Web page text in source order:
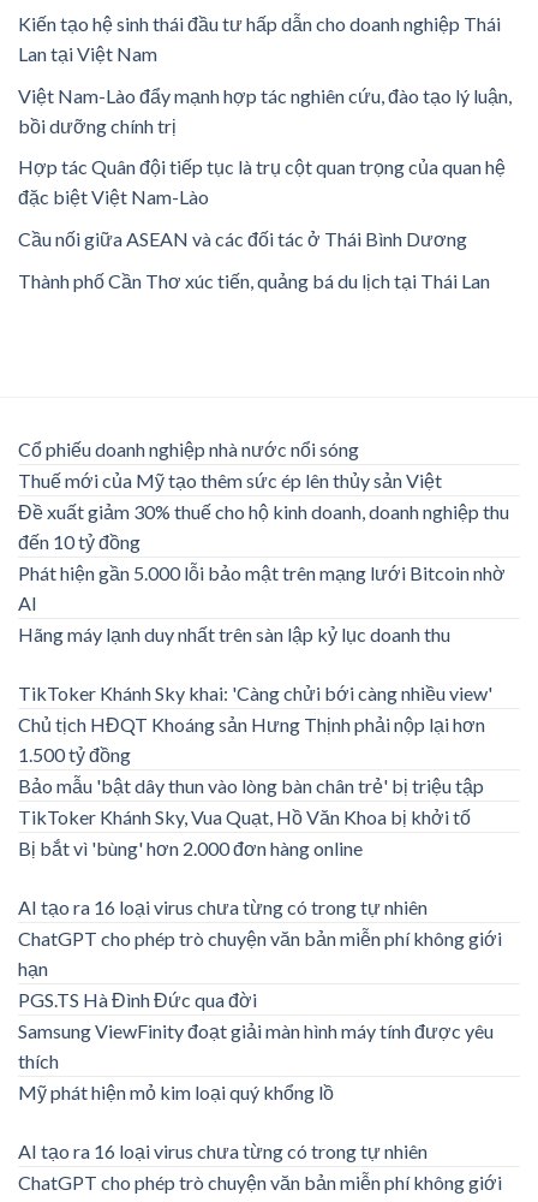
Kiến tạo hệ sinh thái đầu tư hấp dẫn cho doanh nghiệp Thái
Lan tại Việt Nam
Việt Nam-Lào đẩy mạnh hợp tác nghiên cứu, đào tạo lý luận,
bồi dưỡng chính trị
Hợp tác Quân đội tiếp tục là trụ cột quan trọng của quan hệ
đặc biệt Việt Nam-Lào
Cầu nối giữa ASEAN và các đối tác ở Thái Bình Dương
Thành phố Cần Thơ xúc tiến, quảng bá du lịch tại Thái Lan
Cổ phiếu doanh nghiệp nhà nước nổi sóng
Thuế mới của Mỹ tạo thêm sức ép lên thủy sản Việt
Đề xuất giảm 30% thuế cho hộ kinh doanh, doanh nghiệp thu
đến 10 tỷ đồng
Phát hiện gần 5.000 lỗi bảo mật trên mạng lưới Bitcoin nhờ
AI
Hãng máy lạnh duy nhất trên sàn lập kỷ lục doanh thu
TikToker Khánh Sky khai: 'Càng chửi bới càng nhiều view'
Chủ tịch HĐQT Khoáng sản Hưng Thịnh phải nộp lại hơn
1.500 tỷ đồng
Bảo mẫu 'bật dây thun vào lòng bàn chân trẻ' bị triệu tập
TikToker Khánh Sky, Vua Quạt, Hồ Văn Khoa bị khởi tố
Bị bắt vì 'bùng' hơn 2.000 đơn hàng online
AI tạo ra 16 loại virus chưa từng có trong tự nhiên
ChatGPT cho phép trò chuyện văn bản miễn phí không giới
hạn
PGS.TS Hà Đình Đức qua đời
Samsung ViewFinity đoạt giải màn hình máy tính được yêu
thích
Mỹ phát hiện mỏ kim loại quý khổng lồ
AI tạo ra 16 loại virus chưa từng có trong tự nhiên
ChatGPT cho phép trò chuyện văn bản miễn phí không giới